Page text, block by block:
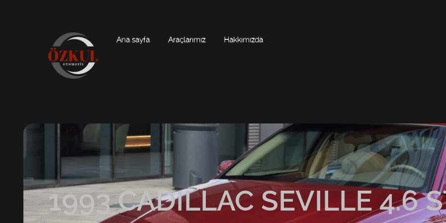
Ana sayfa Araçlarımız Hakkımızda
1993 CADILLAC SEVILLE 4.6